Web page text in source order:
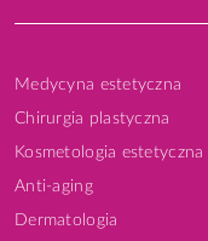
Medycyna estetyczna
Chirurgia plastyczna
Kosmetologia estetyczna
Anti-aging
Dermatologia